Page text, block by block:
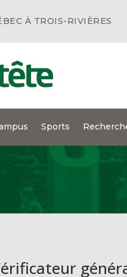
À TROIS-RIVIÈRES
Sports